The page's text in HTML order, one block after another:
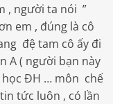
, người ta nói ”
em , đúng là cô
đệ tam cô ấy đi
A ( người bạn này
học ĐH … môn chế
tức luôn , có lần